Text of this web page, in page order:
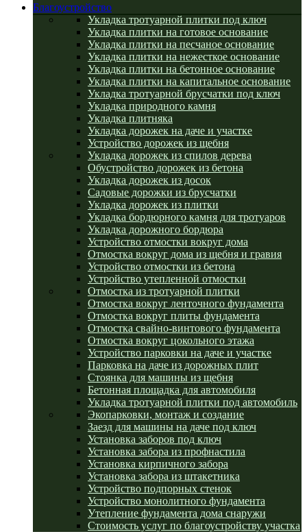
Благоустройство
Укладка тротуарной плитки под ключ
Укладка плитки на готовое основание
Укладка плитки на песчаное основание
Укладка плитки на нежесткое основание
Укладка плитки на бетонное основание
Укладка плитки на капитальное основание
Укладка тротуарной брусчатки под ключ
Укладка природного камня
Укладка плитняка
Укладка дорожек на даче и участке
Устройство дорожек из щебня
Укладка дорожек из спилов дерева
Обустройство дорожек из бетона
Укладка дорожек из досок
Садовые дорожки из брусчатки
Укладка дорожек из плитки
Укладка бордюрного камня для тротуаров
Укладка дорожного бордюра
Устройство отмостки вокруг дома
Отмостка вокруг дома из щебня и гравия
Устройство отмостки из бетона
Устройство утепленной отмостки
Отмостка из тротуарной плитки
Отмостка вокруг ленточного фундамента
Отмостка вокруг плиты фундамента
Отмостка свайно-винтового фундамента
Отмостка вокруг цокольного этажа
Устройство парковки на даче и участке
Парковка на даче из дорожных плит
Стоянка для машины из щебня
Бетонная площадка для автомобиля
Укладка тротуарной плитки под автомобиль
Экопарковки, монтаж и создание
Заезд для машины на даче под ключ
Установка заборов под ключ
Установка забора из профнастила
Установка кирпичного забора
Установка забора из штакетника
Устройство подпорных стенок
Устройство монолитного фундамента
Утепление фундамента дома снаружи
Стоимость услуг по благоустройству участка